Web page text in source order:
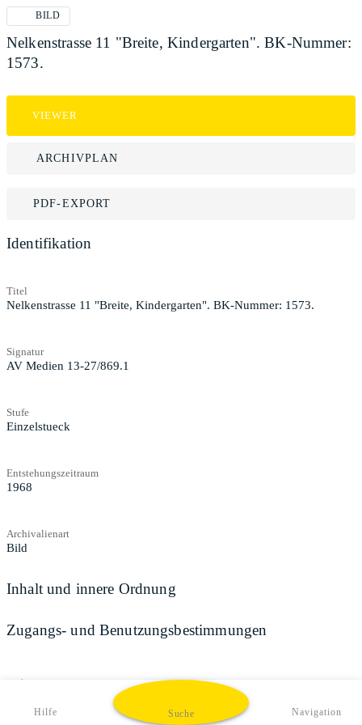
BILD
Nelkenstrasse 11 "Breite, Kindergarten". BK-Nummer:
1573.
VIEWER
ARCHIVPLAN
PDF-EXPORT
Identifikation
Titel
Nelkenstrasse 11 "Breite, Kindergarten". BK-Nummer: 1573.
Signatur
AV Medien 13-27/869.1
Stufe
Einzelstueck
Entstehungszeitraum
1968
Archivalienart
Bild
Inhalt und innere Ordnung
Zugangs- und Benutzungsbestimmungen
Teilen
Hilfe Suche Navigation